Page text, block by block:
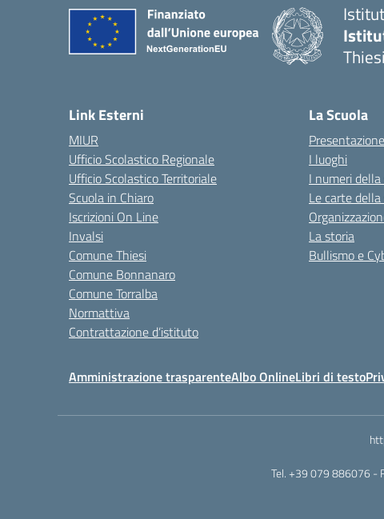
Thiesi
Link Esterni
MIUR
Ufficio Scolastico Regionale
Ufficio Scolastico Territoriale
Scuola in Chiaro
Iscrizioni On Line
Invalsi
Comune Thiesi
Comune Bonnanaro
Comune Torralba
Normattiva
Contrattazione d’istituto
La Scuola
Presentazione
I luoghi
I numeri
Le carte
La storia
Bullismo e
Amministrazione trasparenteAlbo OnlineLibri di testo
Tel. +39 079 886076 -